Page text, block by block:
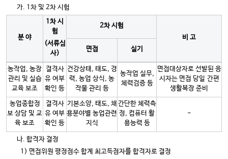
가. 1차 및 2차 시험
분 야
1 차 시
험
(서류심
사)
2차 시험
비 고
면접
실기
농작업, 농장
관리 및 실습
교육 보조
결격사
유 여부
확인 등
건강상태, 태도, 경
력, 농업 상식, 농
작물 관리 등
농작업 실무,
체력검증 등
면접대상자로 선발된 응
시자는 면접 당일 간편
생활복장 준비
농업종합정
보 상담 및 교
육 보조
결격사
유 여부
확인 등
기본소양, 태도, 채
용분야별 농업관련
지식
간단한 체력측
정, 컴퓨터 활
용능력 등
-
나. 합격자 결정
1) 면접위원 평정점수 합계 최고득점자를 합격자로 결정